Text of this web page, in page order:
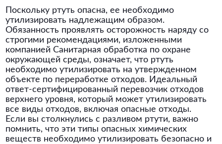
Поскольку ртуть опасна, ее необходимо
утилизировать надлежащим образом.
Обязанность проявлять осторожность наряду со
строгими рекомендациями, изложенными
компанией Санитарная обработка по охране
окружающей среды, означает, что ртуть
необходимо утилизировать на утвержденном
объекте по переработке отходов. Идеальный
ответ-сертифицированный перевозчик отходов
верхнего уровня, который может утилизировать
все виды отходов, включая опасные отходы.
Если вы столкнулись с разливом ртути, важно
помнить, что эти типы опасных химических
веществ необходимо утилизировать безопасно и